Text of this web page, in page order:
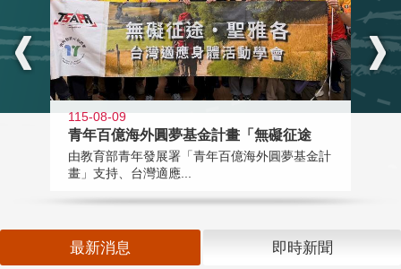
115-08-09
青年百億海外圓夢基金計畫「無礙征途
由教育部青年發展署「青年百億海外圓夢基金計
畫」支持、台灣適應...
最新消息 即時新聞